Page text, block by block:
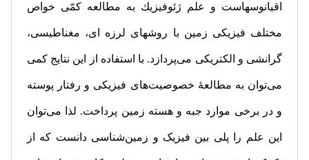
اقیانوس‏هاست و علم ژئوفیزیك به مطالعه کمّی خواص
مختلف فیزیکی زمین با روشهای لرزه ای، مغناطیسی،
گرانشی و الکتریکی می‌پردازد. با استفاده از این نتایج کمی
می‌توان به مطالعهٔ خصوصیت‌های فیزیکی و رفتار پوسته
و در برخی موارد جبه و هسته زمین پرداخت. لذا می‌توان
این علم را پلی بین فیزیک و زمین‌شناسی دانست که از